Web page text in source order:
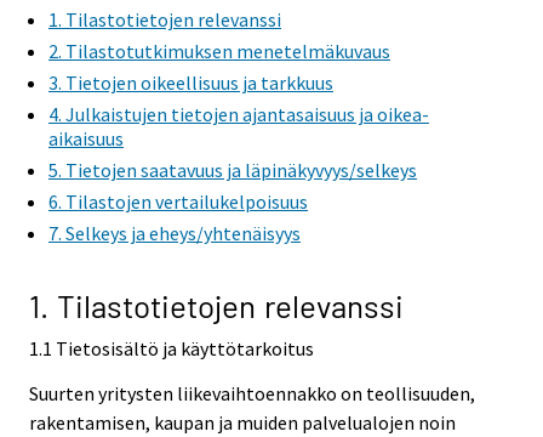
1. Tilastotietojen relevanssi
2. Tilastotutkimuksen menetelmäkuvaus
3. Tietojen oikeellisuus ja tarkkuus
4. Julkaistujen tietojen ajantasaisuus ja oikea-
aikaisuus
5. Tietojen saatavuus ja läpinäkyvyys/selkeys
6. Tilastojen vertailukelpoisuus
7. Selkeys ja eheys/yhtenäisyys
1. Tilastotietojen relevanssi
1.1 Tietosisältö ja käyttötarkoitus
Suurten yritysten liikevaihtoennakko on teollisuuden,
rakentamisen, kaupan ja muiden palvelualojen noin